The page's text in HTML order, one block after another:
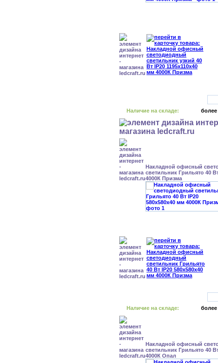
Наличие на складе: более
Накладной офисный
светильник Грильято 40
4000К Призма
Наличие на складе: более
Накладной офисный
светильник Грильято 40
4000К Опал